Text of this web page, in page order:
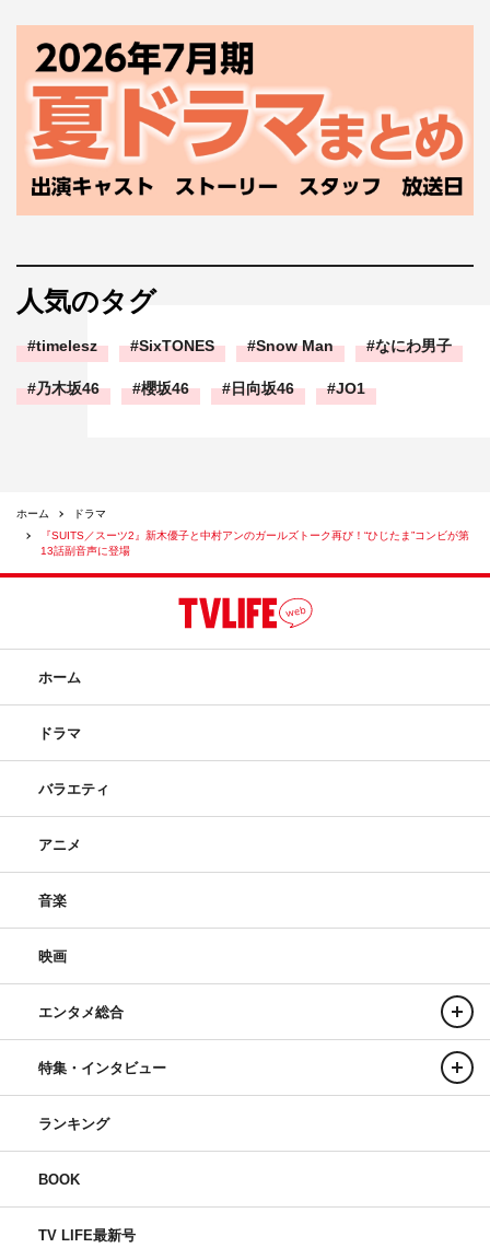
人気のタグ
timelesz SixTONES Snow Man なにわ男子
乃木坂46 櫻坂46 日向坂46 JO1
ホーム
ドラマ
『SUITS／スーツ2』新木優子と中村アンのガールズトーク再び！“ひじたま”コンビが第
13話副音声に登場
ホーム
ドラマ
バラエティ
アニメ
音楽
映画
エンタメ総合
特集・インタビュー
ランキング
BOOK
TV LIFE最新号